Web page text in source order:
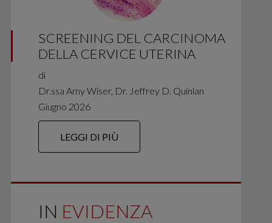
SCREENING DEL CARCINOMA
DELLA CERVICE UTERINA
di
Dr.ssa Amy Wiser, Dr. Jeffrey D. Quinlan
Giugno 2026
LEGGI DI PIÙ
IN EVIDENZA